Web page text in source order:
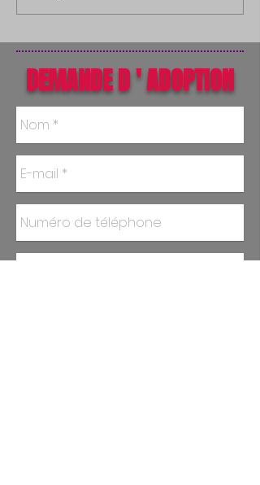
DEMANDE D ' ADOPTION